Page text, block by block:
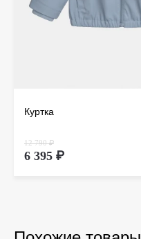
Куртка
12 790 ₽
6 395 ₽